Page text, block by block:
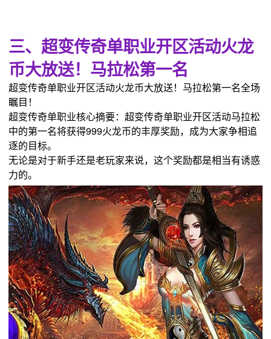
三、超变传奇单职业开区活动火龙
币大放送！马拉松第一名
超变传奇单职业开区活动火龙币大放送！马拉松第一名全场
瞩目！
超变传奇单职业核心摘要：超变传奇单职业开区活动马拉松
中的第一名将获得999火龙币的丰厚奖励，成为大家争相追
逐的目标。
无论是对于新手还是老玩家来说，这个奖励都是相当有诱惑
力的。